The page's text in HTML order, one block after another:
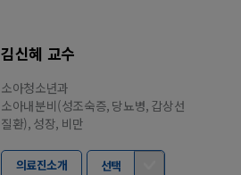
김신혜 교수
소아청소년과
소아내분비(성조숙증, 당뇨병, 갑상선
질환), 성장, 비만
의료진소개 선택